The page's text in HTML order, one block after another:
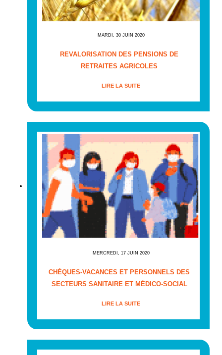
MARDI, 30 JUIN 2020
REVALORISATION DES PENSIONS DE
RETRAITES AGRICOLES
LIRE LA SUITE
MERCREDI, 17 JUIN 2020
CHÈQUES-VACANCES ET PERSONNELS DES
SECTEURS SANITAIRE ET MÉDICO-SOCIAL
LIRE LA SUITE